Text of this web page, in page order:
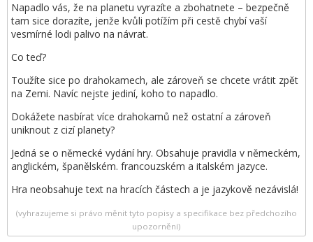
Napadlo vás, že na planetu vyrazíte a zbohatnete – bezpečně
tam sice dorazíte, jenže kvůli potížím při cestě chybí vaší
vesmírné lodi palivo na návrat.
Co teď?
Toužíte sice po drahokamech, ale zároveň se chcete vrátit zpět
na Zemi. Navíc nejste jediní, koho to napadlo.
Dokážete nasbírat více drahokamů než ostatní a zároveň
uniknout z cizí planety?
Jedná se o německé vydání hry. Obsahuje pravidla v německém,
anglickém, španělském. francouzském a italském jazyce.
Hra neobsahuje text na hracích částech a je jazykově nezávislá!
(vyhrazujeme si právo měnit tyto popisy a specifikace bez předchozího
upozornění)